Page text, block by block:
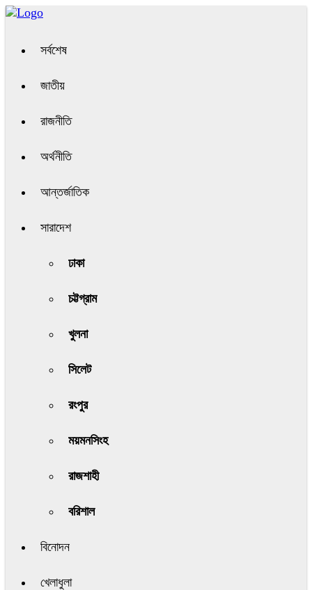
সর্বশেষ
জাতীয়
রাজনীতি
অর্থনীতি
আন্তর্জাতিক
সারাদেশ
ঢাকা
চট্টগ্রাম
খুলনা
সিলেট
রংপুর
ময়মনসিংহ
রাজশাহী
বরিশাল
বিনোদন
খেলাধুলা